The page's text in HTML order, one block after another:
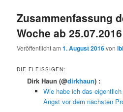
Zusammenfassung
Woche ab 25.07.2016
Veröffentlicht am1. August 2016von
DIE FLEISSIGEN:
Dirk Haun(@dirkhaun) :
Wie habe ich das
Angst vor dem nächsten